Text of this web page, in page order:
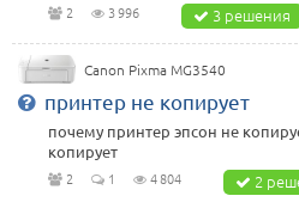
2 3 996 3 решения
Canon Pixma MG3540
принтер не копирует
почему принтер эпсон не
копирует
2 1 4 804 2